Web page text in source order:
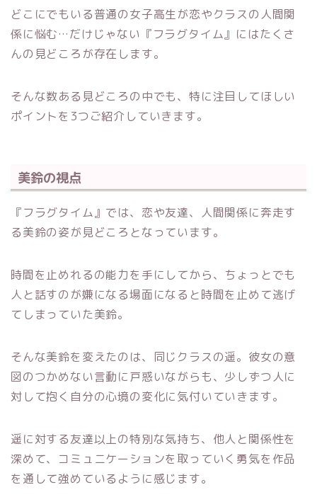
どこにでもいる普通の女子高生が恋やクラスの人間関
係に悩む…だけじゃない『フラグタイム』にはたくさ
んの見どころが存在します。
そんな数ある見どころの中でも、特に注目してほしい
ポイントを3つご紹介していきます。
美鈴の視点
『フラグタイム』では、恋や友達、人間関係に奔走す
る美鈴の姿が見どころとなっています。
時間を止めれるの能力を手にしてから、ちょっとでも
人と話すのが嫌になる場面になると時間を止めて逃げ
てしまっていた美鈴。
そんな美鈴を変えたのは、同じクラスの遥。彼女の意
図のつかめない言動に戸惑いながらも、少しずつ人に
対して抱く自分の心境の変化に気付いていきます。
遥に対する友達以上の特別な気持ち、他人と関係性を
深めて、コミュニケーションを取っていく勇気を作品
を通して強めているように感じます。